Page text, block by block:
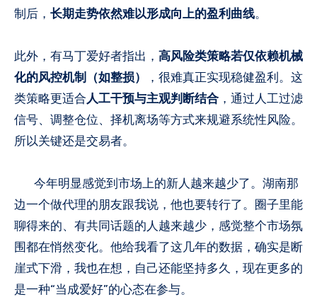
制后， 长期走势依然难以形成向上的盈利曲线。
此外，有马丁爱好者指出， 高风险类策略若仅依赖机械
化的风控机制（如整损）
，很难真正实现稳健盈利。这
类策略更适合 人工干预与主观判断结合 ，通过人工过滤
信号、调整仓位、择机离场等方式来规避系统性风险。
所以关键还是交易者。
今年明显感觉到市场上的新人越来越少了。湖南那
边一个做代理的朋友跟我说，他也要转行了。圈子里能
聊得来的、有共同话题的人越来越少，感觉整个市场氛
围都在悄然变化。他给我看了这几年的数据，确实是断
崖式下滑，我也在想，自己还能坚持多久，现在更多的
是一种“当成爱好”的心态在参与。